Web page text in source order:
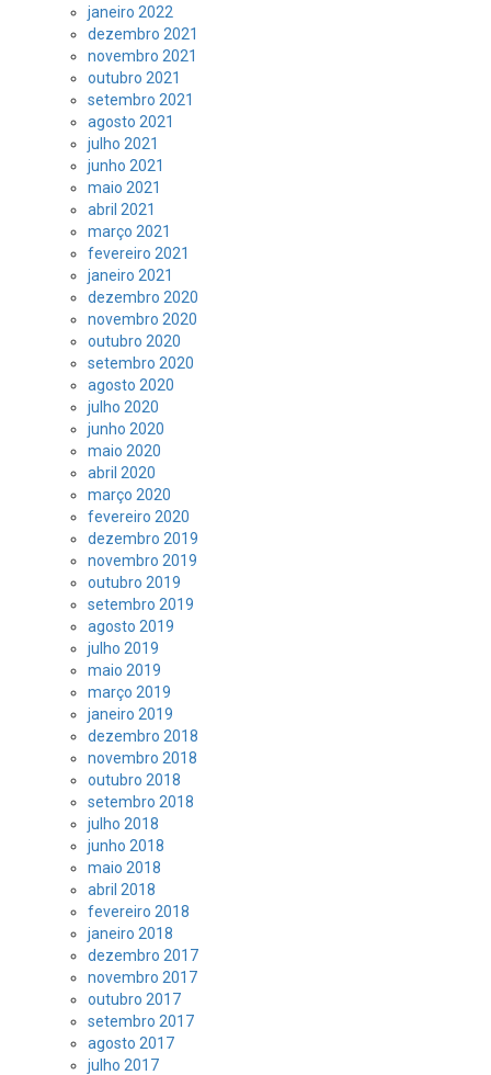
janeiro 2022
dezembro 2021
novembro 2021
outubro 2021
setembro 2021
agosto 2021
julho 2021
junho 2021
maio 2021
abril 2021
março 2021
fevereiro 2021
janeiro 2021
dezembro 2020
novembro 2020
outubro 2020
setembro 2020
agosto 2020
julho 2020
junho 2020
maio 2020
abril 2020
março 2020
fevereiro 2020
dezembro 2019
novembro 2019
outubro 2019
setembro 2019
agosto 2019
julho 2019
maio 2019
março 2019
janeiro 2019
dezembro 2018
novembro 2018
outubro 2018
setembro 2018
julho 2018
junho 2018
maio 2018
abril 2018
fevereiro 2018
janeiro 2018
dezembro 2017
novembro 2017
outubro 2017
setembro 2017
agosto 2017
julho 2017